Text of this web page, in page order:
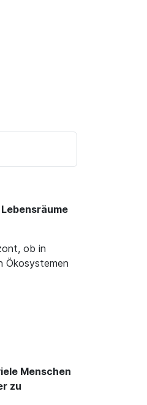
ob in
Ökosystemen
Menschen
zu